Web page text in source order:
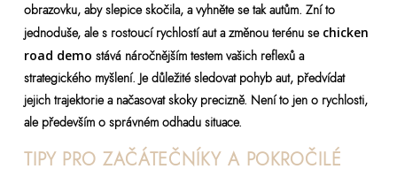
obrazovku, aby slepice skočila, a vyhněte se tak autům. Zní to
jednoduše, ale s rostoucí rychlostí aut a změnou terénu se chicken
road demo stává náročnějším testem vašich reflexů a
strategického myšlení. Je důležité sledovat pohyb aut, předvídat
jejich trajektorie a načasovat skoky precizně. Není to jen o rychlosti,
ale především o správném odhadu situace.
TIPY PRO ZAČÁTEČNÍKY A POKROČILÉ